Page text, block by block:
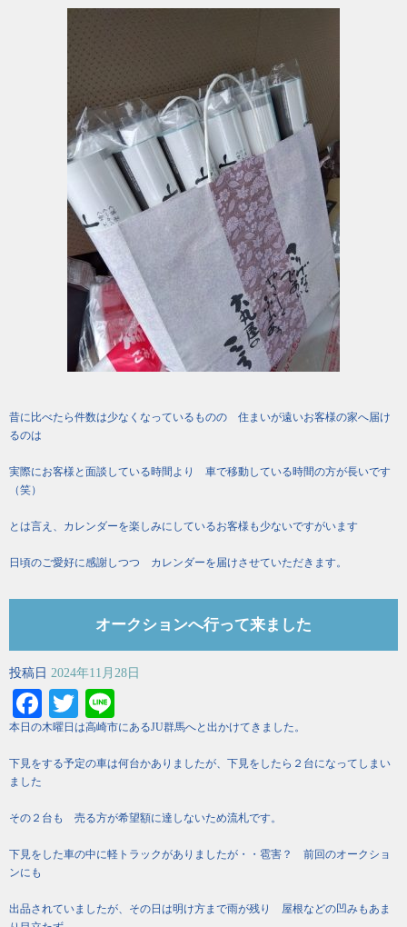
昔に比べたら件数は少なくなっているものの 住まいが遠いお客様の家へ届け
るのは
実際にお客様と面談している時間より 車で移動している時間の方が長いです
（笑）
とは言え、カレンダーを楽しみにしているお客様も少ないですがいます
日頃のご愛好に感謝しつつ カレンダーを届けさせていただきます。
オークションへ行って来ました
投稿日 2024年11月28日
Facebook
Twitter
本日の木曜日は高崎市にあるJU群馬へと出かけてきました。
下見をする予定の車は何台かありましたが、下見をしたら２台になってしまい
ました
その２台も 売る方が希望額に達しないため流札です。
下見をした車の中に軽トラックがありましたが・・雹害？ 前回のオークショ
ンにも
出品されていましたが、その日は明け方まで雨が残り 屋根などの凹みもあま